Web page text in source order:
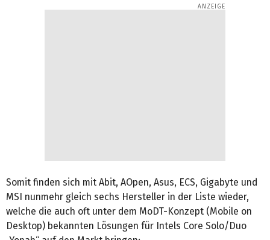
Somit finden sich mit Abit, AOpen, Asus, ECS, Gigabyte und
MSI nunmehr gleich sechs Hersteller in der Liste wieder,
welche die auch oft unter dem MoDT-Konzept (Mobile on
Desktop) bekannten Lösungen für Intels Core Solo/Duo